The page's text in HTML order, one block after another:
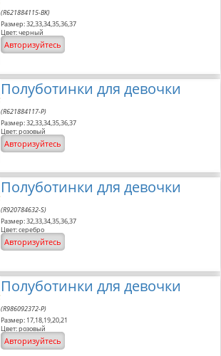
(R621884115-BK)
Размер: 32,33,34,35,36,37
Цвет: черный
Авторизуйтесь
Полуботинки для девочки
(R621884117-P)
Размер: 32,33,34,35,36,37
Цвет: розовый
Авторизуйтесь
Полуботинки для девочки
(R920784632-S)
Размер: 32,33,34,35,36,37
Цвет: серебро
Авторизуйтесь
Полуботинки для девочки
(R986092372-P)
Размер: 17,18,19,20,21
Цвет: розовый
Авторизуйтесь